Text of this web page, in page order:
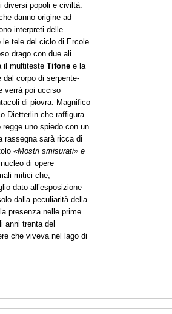
diversi popoli e civiltà.
danno origine ad
interpreti delle
le tele del ciclo di Ercole
drago con due ali
il multiteste Tifone e la
corpo di serpente-
verrà poi ucciso
di piovra. Magnifico
Dietterlin che raffigura
uno spiedo con un
rassegna sarà ricca di
«Mostri smisurati» e
di opere
mitici che,
dato all’esposizione
dalla peculiarità della
presenza nelle prime
anni trenta del
che viveva nel lago di